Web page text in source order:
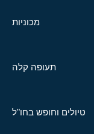
מכוניות
תעופה קלה
טיולים וחופש בחו"ל